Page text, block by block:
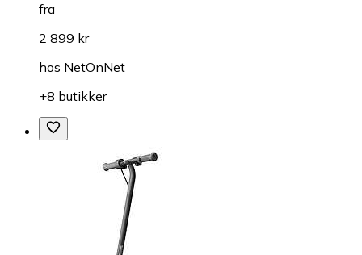
fra
2 899 kr
hos NetOnNet
+8 butikker